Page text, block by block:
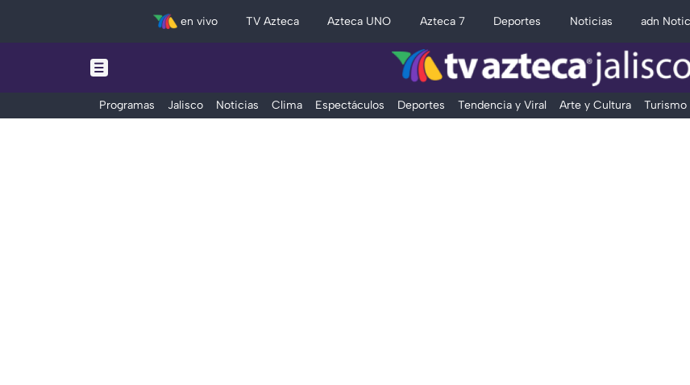
en vivo TV Azteca Azteca UNO Azteca 7 Deportes Noticias adn
Programas Jalisco Noticias Clima Espectáculos Deportes Tendencia y Viral Arte y Cultura Turismo